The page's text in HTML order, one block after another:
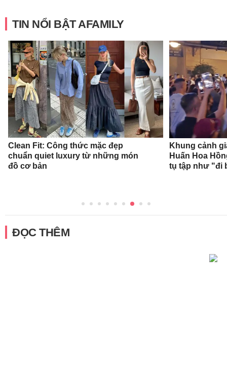
TIN NỔI BẬT AFAMILY
Clean Fit: Công thức mặc đẹp
chuẩn quiet luxury từ những món
đồ cơ bản
Khung cảnh
Huấn Hoa
tụ tập như "đi
ĐỌC THÊM